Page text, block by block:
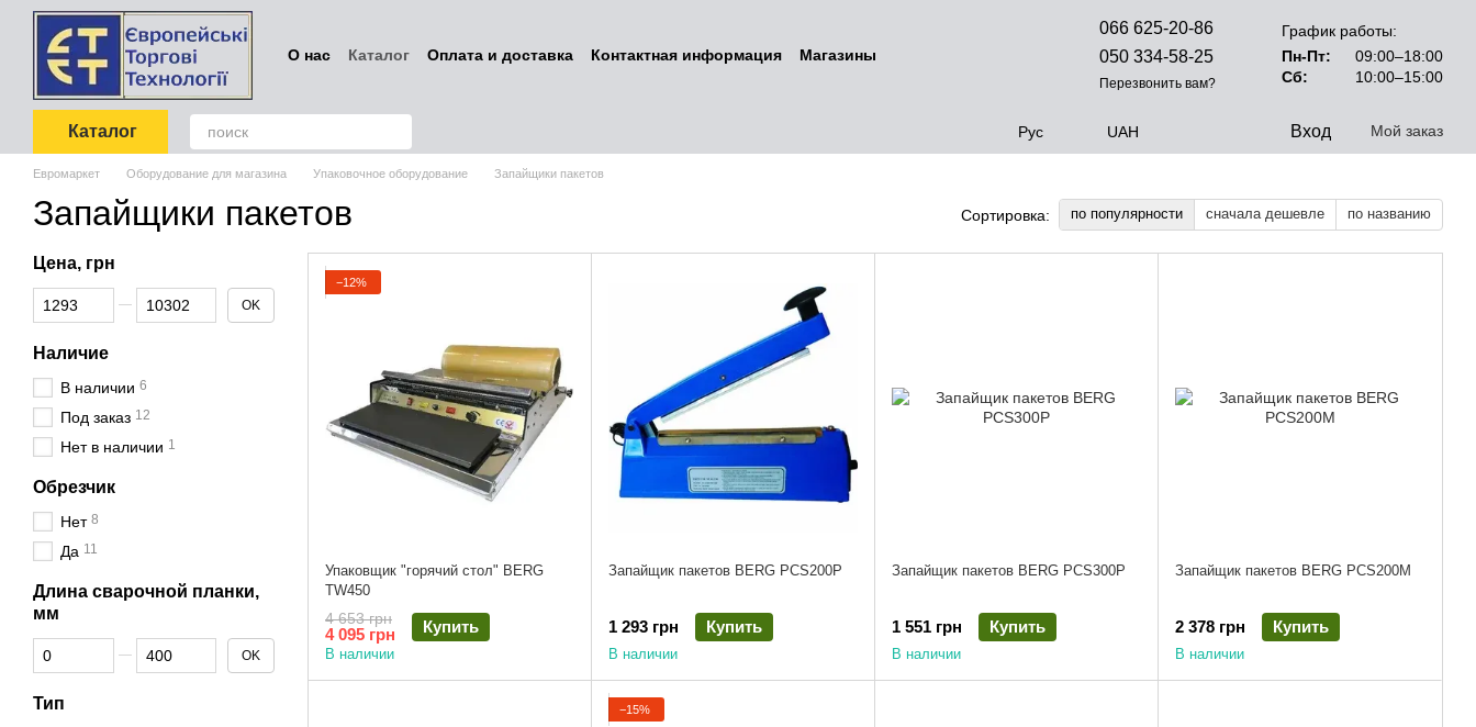
Перейти к основному контенту
О нас Каталог Оплата и доставка Контактная информация
Магазины
066 625-20-86
050 334-58-25
Перезвонить вам?
График работы:
Пн-Пт:
09:00–18:00
Сб:
10:00–15:00
Каталог Рус UAH Вход Мой заказ
Евромаркет Оборудование для магазина Упаковочное оборудование Запайщики пакетов
Запайщики пакетов Сортировка: по популярности сначала дешевле по названию
−12%
Упаковщик "горячий стол" BERG
TW450
4 653 грн
4 095 грн Купить
В наличии
Запайщик пакетов BERG PCS200P
1 293 грн Купить
В наличии
Запайщик пакетов BERG PCS300P
1 551 грн Купить
В наличии
Запайщик пакетов BERG PCS200M
2 378 грн Купить
В наличии
−15%
Цена, грн
От Цена, грн
До Цена, грн OK
Наличие
В наличии 6
Под заказ 12
Нет в наличии 1
Обрезчик
Нет 8
Да 11
Длина сварочной планки,
мм
От Длина сварочной планки, мм
До Длина сварочной планки, мм
OK
Тип